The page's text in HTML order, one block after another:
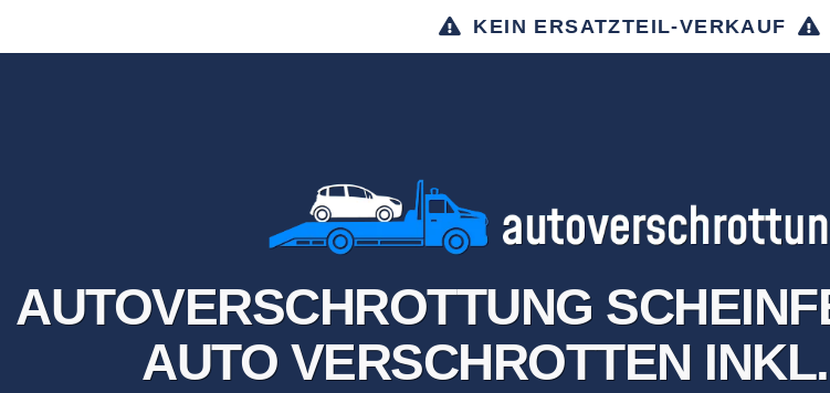
KEIN ERSATZTEIL-VERKAUF
AUTOVERSCHROTTUNG
AUTO VERSCHROTTEN